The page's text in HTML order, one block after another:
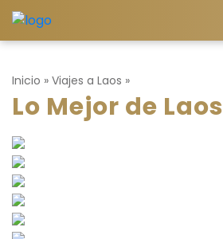
Inicio » Viajes a Laos »
Lo Mejor de Laos